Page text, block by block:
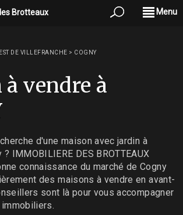
Brotteaux Menu
DE VILLEFRANCHE > COGNY
vendre à
d'une maison avec jardin à
IMMOBILIERE DES BROTTEAUX
connaissance du marché de Cogny
des maisons à vendre en avant-
sont là pour vous accompagner